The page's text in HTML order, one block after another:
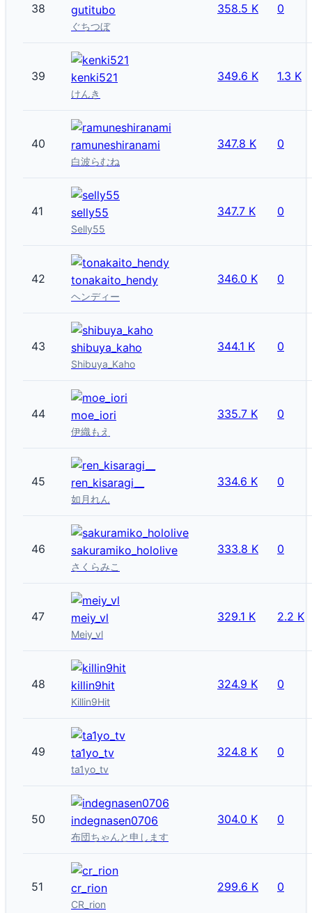
38 gutitubo
ぐちつぼ
358.5 K 0
39 kenki521
けんき
349.6 K 1.3 K
40 ramuneshiranami
白波らむね
347.8 K 0
41 selly55
Selly55
347.7 K 0
42 tonakaito_hendy
ヘンディー
346.0 K 0
43 shibuya_kaho
Shibuya_Kaho
344.1 K 0
44 moe_iori
伊織もえ
335.7 K 0
45 ren_kisaragi__
如月れん
334.6 K 0
46 sakuramiko_hololive
さくらみこ
333.8 K 0
47 meiy_vl
Meiy_vl
329.1 K 2.2 K
48 killin9hit
Killin9Hit
324.9 K 0
49 ta1yo_tv
ta1yo_tv
324.8 K 0
50 indegnasen0706
布団ちゃんと申します
304.0 K 0
51 cr_rion
CR_rion
299.6 K 0